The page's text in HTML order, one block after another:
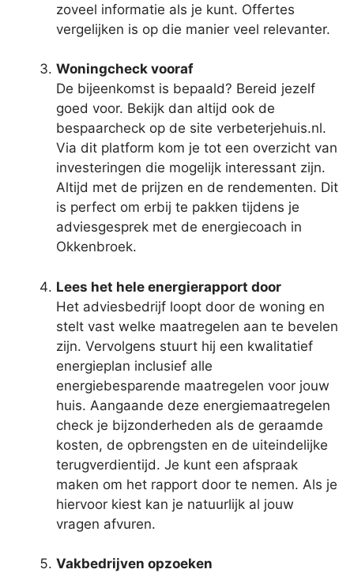
zoveel informatie als je kunt. Offertes
vergelijken is op die manier veel relevanter.
Woningcheck vooraf
De bijeenkomst is bepaald? Bereid jezelf
goed voor. Bekijk dan altijd ook de
bespaarcheck op de site verbeterjehuis.nl.
Via dit platform kom je tot een overzicht van
investeringen die mogelijk interessant zijn.
Altijd met de prijzen en de rendementen. Dit
is perfect om erbij te pakken tijdens je
adviesgesprek met de energiecoach in
Okkenbroek.
Lees het hele energierapport door
Het adviesbedrijf loopt door de woning en
stelt vast welke maatregelen aan te bevelen
zijn. Vervolgens stuurt hij een kwalitatief
energieplan inclusief alle
energiebesparende maatregelen voor jouw
huis. Aangaande deze energiemaatregelen
check je bijzonderheden als de geraamde
kosten, de opbrengsten en de uiteindelijke
terugverdientijd. Je kunt een afspraak
maken om het rapport door te nemen. Als je
hiervoor kiest kan je natuurlijk al jouw
vragen afvuren.
Vakbedrijven opzoeken